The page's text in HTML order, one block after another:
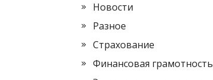
Новости
Разное
Страхование
Финансовая грамотность